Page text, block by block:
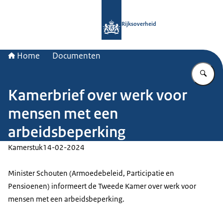
Rijksoverheid
Home Documenten
Kamerbrief over werk voor
mensen met een
arbeidsbeperking
Kamerstuk14-02-2024
Minister Schouten (Armoedebeleid, Participatie en
Pensioenen) informeert de Tweede Kamer over werk voor
mensen met een arbeidsbeperking.